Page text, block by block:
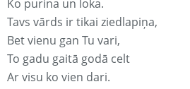
Ko purina un loka.
Tavs vārds ir tikai ziedlapiņa,
Bet vienu gan Tu vari,
To gadu gaitā godā celt
Ar visu ko vien dari.